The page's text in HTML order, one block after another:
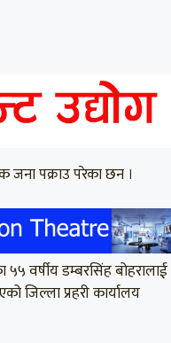
पक्राउ परेका छन ।
वर्षीय डम्बरसिंह बोहरालाई
जिल्ला प्रहरी कार्यालय